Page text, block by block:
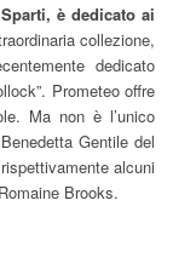
è dedicato ai
collezione,
dedicato
Prometeo offre
Ma non è l’unico
Gentile del
alcuni
Brooks.